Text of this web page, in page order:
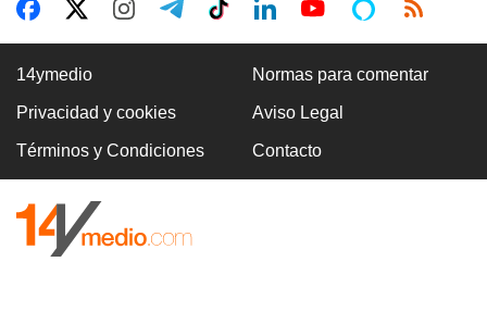
14ymedio Normas para comentar
Privacidad y cookies Aviso Legal
Términos y Condiciones Contacto